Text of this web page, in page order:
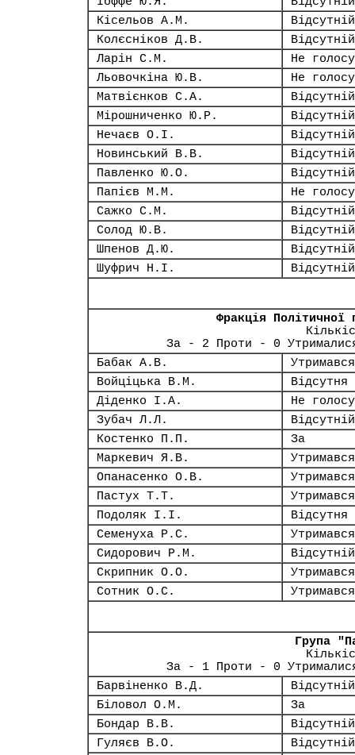
Кісельов А.М.
Відсутній
Колєсніков Д.В.
Відсутній
Ларін С.М.
Не
Льовочкіна Ю.В.
Не
Матвієнков С.А.
Відсутній
Мірошниченко Ю.Р.
Відсутній
Нечаєв О.І.
Відсутній
Новинський В.В.
Відсутній
Павленко Ю.О.
Відсутній
Папієв М.М.
Не
Сажко С.М.
Відсутній
Солод Ю.В.
Відсутній
Шпенов Д.Ю.
Відсутній
Шуфрич Н.І.
Відсутній
Фракція Політичної
За - 2 Проти - 0
Бабак А.В.
Утримався
Войціцька В.М.
Відсутня
Діденко І.А.
Не
Зубач Л.Л.
Відсутній
Костенко П.П.
За
Маркевич Я.В.
Утримався
Опанасенко О.В.
Утримався
Пастух Т.Т.
Утримався
Подоляк І.І.
Відсутня
Семенуха Р.С.
Утримався
Сидорович Р.М.
Відсутній
Скрипник О.О.
Утримався
Сотник О.С.
Утримався
Група
За - 1 Проти - 0
Барвіненко В.Д.
Відсутній
Біловол О.М.
За
Бондар В.В.
Відсутній
Гуляєв В.О.
Відсутній